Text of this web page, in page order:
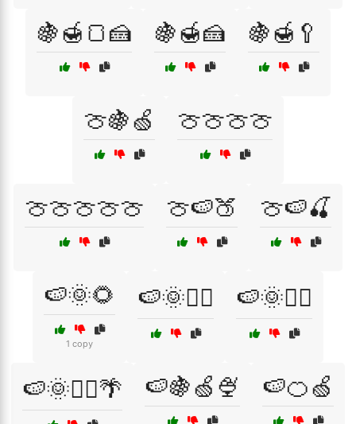
🍇🍯🍞🍰 🍇🍯🍰 🍇🍯🥄
🍈🍇🍏 🍈🍈🍈🍈
🍈🍈🍈🍈🍈 🍈🍉🍑 🍈🍉🍒
🍉🌞🌻
1 copy
🍉🌞🏄‍♀️ 🍉🌞🏄‍♂️
🍉🌞🏊‍♂️🌴 🍉🍇🍏🍨 🍉🍊🍏